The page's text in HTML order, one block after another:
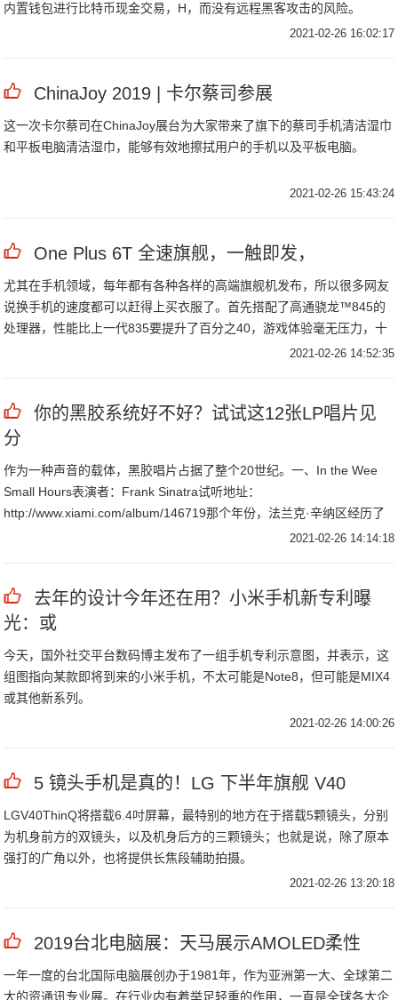
内置钱包进行比特币现金交易，H，而没有远程黑客攻击的风险。
2021-02-26 16:02:17
ChinaJoy 2019 | 卡尔蔡司参展
这一次卡尔蔡司在ChinaJoy展台为大家带来了旗下的蔡司手机清洁湿巾
和平板电脑清洁湿巾，能够有效地擦拭用户的手机以及平板电脑。
2021-02-26 15:43:24
One Plus 6T 全速旗舰，一触即发，
尤其在手机领域，每年都有各种各样的高端旗舰机发布，所以很多网友
说换手机的速度都可以赶得上买衣服了。首先搭配了高通骁龙™845的
处理器，性能比上一代835要提升了百分之40，游戏体验毫无压力，十
2021-02-26 14:52:35
你的黑胶系统好不好？试试这12张LP唱片见
分
作为一种声音的载体，黑胶唱片占据了整个20世纪。一、In the Wee
Small Hours表演者：Frank Sinatra试听地址：
http://www.xiami.com/album/146719那个年份，法兰克·辛纳区经历了
2021-02-26 14:14:18
去年的设计今年还在用？小米手机新专利曝
光：或
今天，国外社交平台数码博主发布了一组手机专利示意图，并表示，这
组图指向某款即将到来的小米手机，不太可能是Note8，但可能是MIX4
或其他新系列。
2021-02-26 14:00:26
5 镜头手机是真的！LG 下半年旗舰 V40
LGV40ThinQ将搭载6.4吋屏幕，最特别的地方在于搭载5颗镜头，分别
为机身前方的双镜头，以及机身后方的三颗镜头；也就是说，除了原本
强打的广角以外，也将提供长焦段辅助拍摄。
2021-02-26 13:20:18
2019台北电脑展：天马展示AMOLED柔性
一年一度的台北国际电脑展创办于1981年，作为亚洲第一大、全球第二
大的资通讯专业展。在行业内有着举足轻重的作用，一直是全球各大企